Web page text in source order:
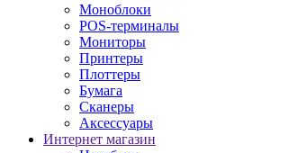
Моноблоки
POS-терминалы
Мониторы
Принтеры
Плоттеры
Бумага
Сканеры
Аксессуары
Интернет магазин